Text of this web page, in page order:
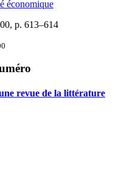
économique
, p. 613–614
revue de la littérature